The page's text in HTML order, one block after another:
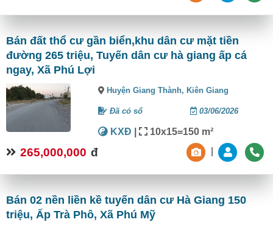
Bán đất thổ cư gần biển,khu dân cư mặt tiền
đường 265 triệu, Tuyến dân cư hà giang ấp cá
ngay, Xã Phú Lợi
Huyện Giang Thành,Kiên Giang
Đã có sổ 03/06/2026
KXĐ | 10x15=150 m²
265,000,000 đ
Bán 02 nền liền kề tuyến dân cư Hà Giang 150
triệu, Ấp Trà Phô, Xã Phú Mỹ